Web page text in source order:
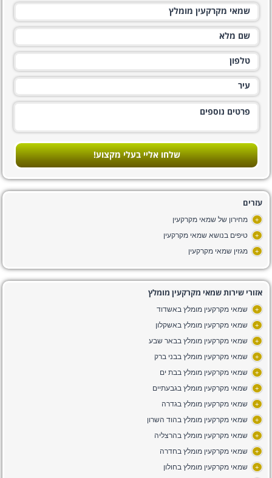
שלחו אליי בעלי מקצוע!
עזרים
+ מחירון של שמאי מקרקעין
+ טיפים בנושא שמאי מקרקעין
+ מגזין שמאי מקרקעין
אזורי שירות שמאי מקרקעין מומלץ
+ שמאי מקרקעין מומלץ באשדוד
+ שמאי מקרקעין מומלץ באשקלון
+ שמאי מקרקעין מומלץ בבאר שבע
+ שמאי מקרקעין מומלץ בבני ברק
+ שמאי מקרקעין מומלץ בבת ים
+ שמאי מקרקעין מומלץ בגבעתיים
+ שמאי מקרקעין מומלץ בגדרה
+ שמאי מקרקעין מומלץ בהוד השרון
+ שמאי מקרקעין מומלץ בהרצליה
+ שמאי מקרקעין מומלץ בחדרה
+ שמאי מקרקעין מומלץ בחולון